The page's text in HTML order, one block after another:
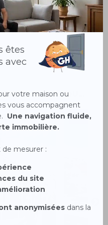
garantie. Les particularités
d'être modifiées à tout
qu'administratives : les prix, les
annoncées des
ne sont fournis qu'à titre
de location entraîne la perte
NEUF